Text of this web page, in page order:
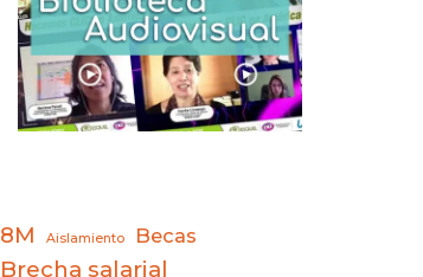
8M Aislamiento Becas
Brecha salarial